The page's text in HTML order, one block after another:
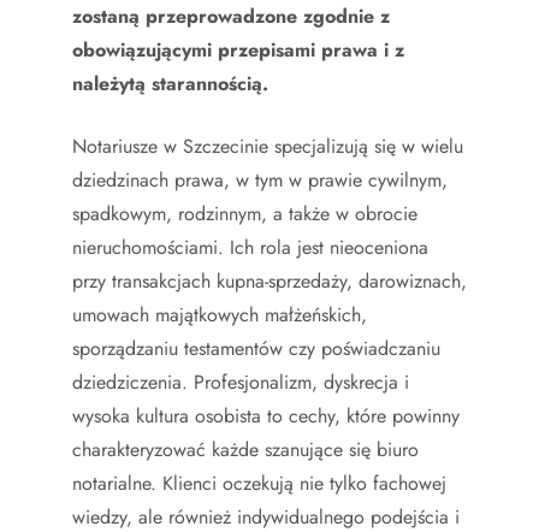
zostaną przeprowadzone zgodnie z
obowiązującymi przepisami prawa i z
należytą starannością.
Notariusze w Szczecinie specjalizują się w wielu
dziedzinach prawa, w tym w prawie cywilnym,
spadkowym, rodzinnym, a także w obrocie
nieruchomościami. Ich rola jest nieoceniona
przy transakcjach kupna-sprzedaży, darowiznach,
umowach majątkowych małżeńskich,
sporządzaniu testamentów czy poświadczaniu
dziedziczenia. Profesjonalizm, dyskrecja i
wysoka kultura osobista to cechy, które powinny
charakteryzować każde szanujące się biuro
notarialne. Klienci oczekują nie tylko fachowej
wiedzy, ale również indywidualnego podejścia i